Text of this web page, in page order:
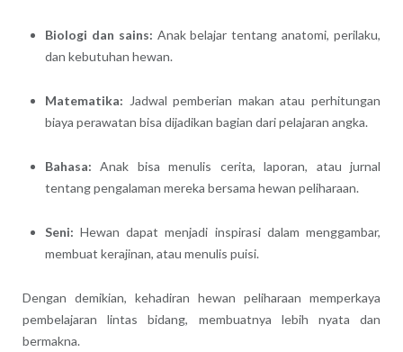
Biologi dan sains: Anak belajar tentang anatomi, perilaku,
dan kebutuhan hewan.
Matematika: Jadwal pemberian makan atau perhitungan
biaya perawatan bisa dijadikan bagian dari pelajaran angka.
Bahasa: Anak bisa menulis cerita, laporan, atau jurnal
tentang pengalaman mereka bersama hewan peliharaan.
Seni: Hewan dapat menjadi inspirasi dalam menggambar,
membuat kerajinan, atau menulis puisi.
Dengan demikian, kehadiran hewan peliharaan memperkaya
pembelajaran lintas bidang, membuatnya lebih nyata dan
bermakna.